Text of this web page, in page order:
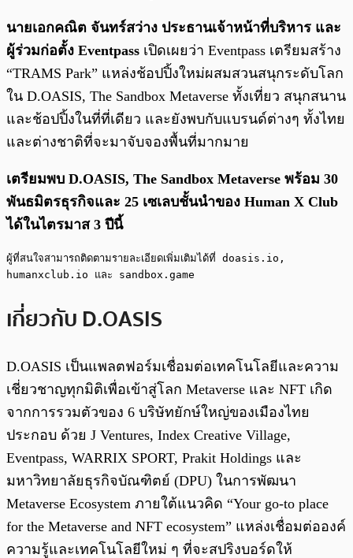
นายเอกคณิต จันทร์สว่าง ประธานเจ้าหน้าที่บริหาร และ
ผู้ร่วมก่อตั้ง Eventpass เปิดเผยว่า Eventpass เตรียมสร้าง
“TRAMS Park” แหล่งช้อปปิ้งใหม่ผสมสวนสนุกระดับโลก
ใน D.OASIS, The Sandbox Metaverse ทั้งเที่ยว สนุกสนาน
และช้อปปิ้งในที่ที่เดียว และยังพบกับแบรนด์ต่างๆ ทั้งไทย
และต่างชาติที่จะมาจับจองพื้นที่มากมาย
เตรียมพบ D.OASIS, The Sandbox Metaverse พร้อม 30
พันธมิตรธุรกิจและ 25 เซเลบชั้นนำของ Human X Club
ได้ในไตรมาส 3 ปีนี้
ผู้ที่สนใจสามารถติดตามรายละเอียดเพิ่มเติมได้ที่ doasis.io,
humanxclub.io และ sandbox.game
เกี่ยวกับ D.OASIS
D.OASIS เป็นแพลตฟอร์มเชื่อมต่อเทคโนโลยีและความ
เชี่ยวชาญทุกมิติเพื่อเข้าสู่โลก Metaverse และ NFT เกิด
จากการรวมตัวของ 6 บริษัทยักษ์ใหญ่ของเมืองไทย
ประกอบ ด้วย J Ventures, Index Creative Village,
Eventpass, WARRIX SPORT, Prakit Holdings และ
มหาวิทยาลัยธุรกิจบัณฑิตย์ (DPU) ในการพัฒนา
Metaverse Ecosystem ภายใต้แนวคิด “Your go-to place
for the Metaverse and NFT ecosystem” แหล่งเชื่อมต่อองค์
ความรู้และเทคโนโลยีใหม่ ๆ ที่จะสปริงบอร์ดให้